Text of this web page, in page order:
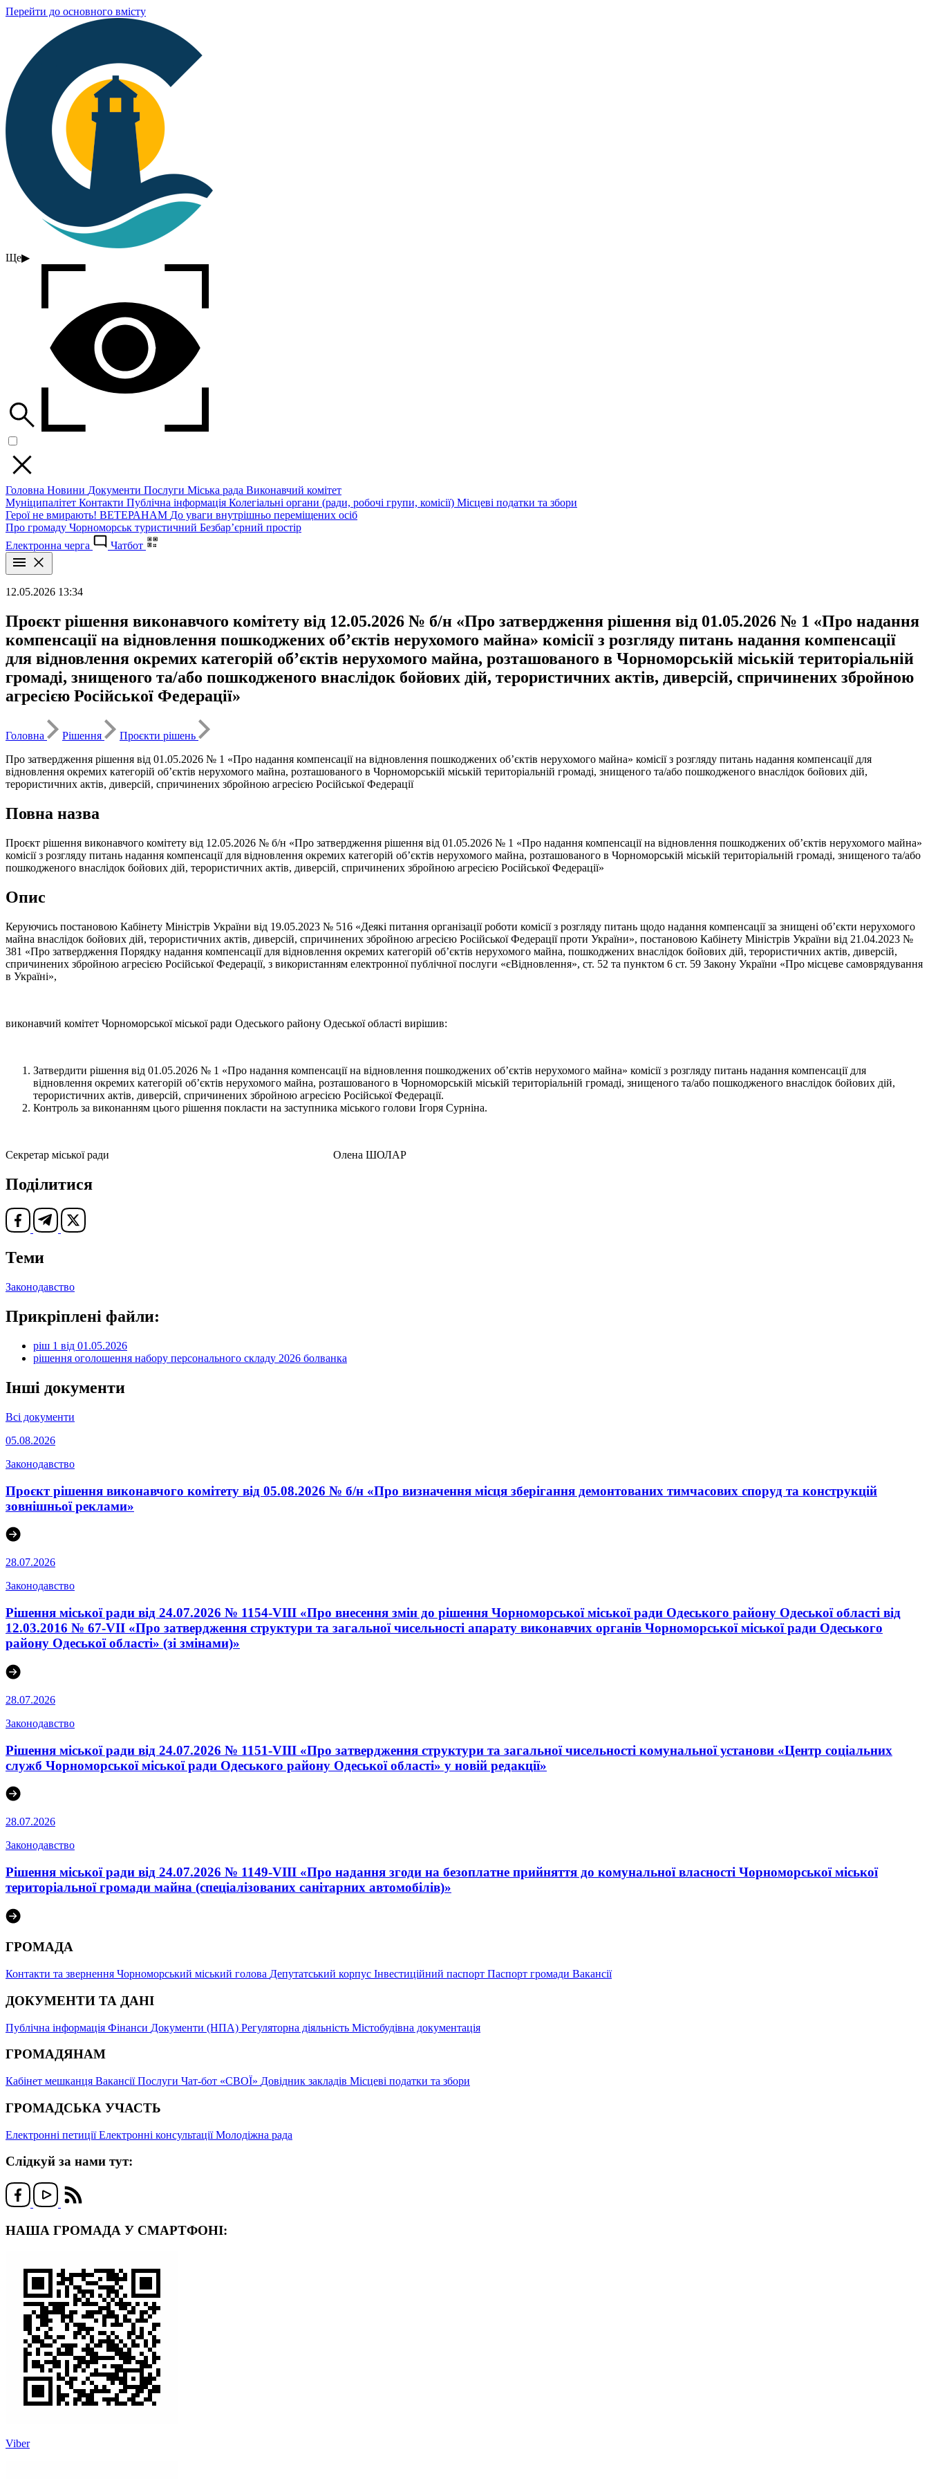
Перейти до основного вмісту
Ще▶
Головна Новини Документи Послуги Міська рада Виконавчий комітет
Муніципалітет Контакти Публічна інформація Колегіальні органи (ради, робочі групи, комісії) Місцеві податки та збори
Герої не вмирають! ВЕТЕРАНАМ До уваги внутрішньо переміщених осіб
Про громаду Чорноморськ туристичний Безбар’єрний простір
Електронна черга
Чатбот
12.05.2026 13:34
Проєкт рішення виконавчого комітету від 12.05.2026 № б/н «Про затвердження рішення від 01.05.2026 № 1 «Про надання
компенсації на відновлення пошкоджених об’єктів нерухомого майна» комісії з розгляду питань надання компенсації
для відновлення окремих категорій об’єктів нерухомого майна, розташованого в Чорноморській міській територіальній
громаді, знищеного та/або пошкодженого внаслідок бойових дій, терористичних актів, диверсій, спричинених збройною
агресією Російської Федерації»
Головна Рішення
Проєкти рішень
Про затвердження рішення від 01.05.2026 № 1 «Про надання компенсації на відновлення пошкоджених об’єктів нерухомого майна» комісії з розгляду питань надання компенсації для
відновлення окремих категорій об’єктів нерухомого майна, розташованого в Чорноморській міській територіальній громаді, знищеного та/або пошкодженого внаслідок бойових дій,
терористичних актів, диверсій, спричинених збройною агресією Російської Федерації
Повна назва
Проєкт рішення виконавчого комітету від 12.05.2026 № б/н «Про затвердження рішення від 01.05.2026 № 1 «Про надання компенсації на відновлення пошкоджених об’єктів нерухомого майна»
комісії з розгляду питань надання компенсації для відновлення окремих категорій об’єктів нерухомого майна, розташованого в Чорноморській міській територіальній громаді, знищеного та/або
пошкодженого внаслідок бойових дій, терористичних актів, диверсій, спричинених збройною агресією Російської Федерації»
Опис
Керуючись постановою Кабінету Міністрів України від 19.05.2023 № 516 «Деякі питання організації роботи комісії з розгляду питань щодо надання компенсації за знищені об’єкти нерухомого
майна внаслідок бойових дій, терористичних актів, диверсій, спричинених збройною агресією Російської Федерації проти України», постановою Кабінету Міністрів України від 21.04.2023 №
381 «Про затвердження Порядку надання компенсації для відновлення окремих категорій об’єктів нерухомого майна, пошкоджених внаслідок бойових дій, терористичних актів, диверсій,
спричинених збройною агресією Російської Федерації, з використанням електронної публічної послуги «єВідновлення», ст. 52 та пунктом 6 ст. 59 Закону України «Про місцеве самоврядування
в Україні»,
виконавчий комітет Чорноморської міської ради Одеського району Одеської області вирішив:
Затвердити рішення від 01.05.2026 № 1 «Про надання компенсації на відновлення пошкоджених об’єктів нерухомого майна» комісії з розгляду питань надання компенсації для
відновлення окремих категорій об’єктів нерухомого майна, розташованого в Чорноморській міській територіальній громаді, знищеного та/або пошкодженого внаслідок бойових дій,
терористичних актів, диверсій, спричинених збройною агресією Російської Федерації.
Контроль за виконанням цього рішення покласти на заступника міського голови Ігоря Сурніна.
Секретар міської ради Олена ШОЛАР
Поділитися
Теми
Законодавство
Прикріплені файли:
ріш 1 від 01.05.2026
рішення оголошення набору персонального складу 2026 болванка
Інші документи
Всі документи
05.08.2026
Законодавство
Проєкт рішення виконавчого комітету від 05.08.2026 № б/н «Про визначення місця зберігання демонтованих тимчасових споруд та конструкцій
зовнішньої реклами»
28.07.2026
Законодавство
Рішення міської ради від 24.07.2026 № 1154-VIII «Про внесення змін до рішення Чорноморської міської ради Одеського району Одеської області від
12.03.2016 № 67-VІI «Про затвердження структури та загальної чисельності апарату виконавчих органів Чорноморської міської ради Одеського
району Одеської області» (зі змінами)»
28.07.2026
Законодавство
Рішення міської ради від 24.07.2026 № 1151-VIII «Про затвердження структури та загальної чисельності комунальної установи «Центр соціальних
служб Чорноморської міської ради Одеського району Одеської області» у новій редакції»
28.07.2026
Законодавство
Рішення міської ради від 24.07.2026 № 1149-VIII «Про надання згоди на безоплатне прийняття до комунальної власності Чорноморської міської
територіальної громади майна (спеціалізованих санітарних автомобілів)»
ГРОМАДА
Контакти та звернення Чорноморський міський голова Депутатський корпус Інвестиційний паспорт Паспорт громади Вакансії
ДОКУМЕНТИ ТА ДАНІ
Публічна інформація Фінанси Документи (НПА) Регуляторна діяльність Містобудівна документація
ГРОМАДЯНАМ
Кабінет мешканця ВакансіїПослуги Чат-бот «СВОЇ» Довідник закладів Місцеві податки та збори
ГРОМАДСЬКА УЧАСТЬ
Електронні петиціїЕлектронні консультаціїМолодіжна рада
Слідкуй за нами тут:
НАША ГРОМАДА У СМАРТФОНІ:
Viber